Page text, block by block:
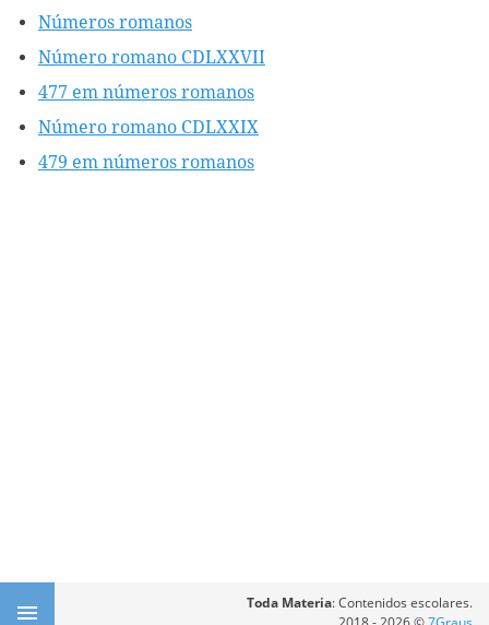
Números romanos
Número romano CDLXXVII
477 em números romanos
Número romano CDLXXIX
479 em números romanos
Toda Materia: Contenidos escolares.